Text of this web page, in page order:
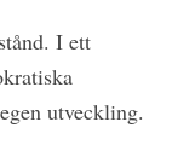
I ett
utveckling.